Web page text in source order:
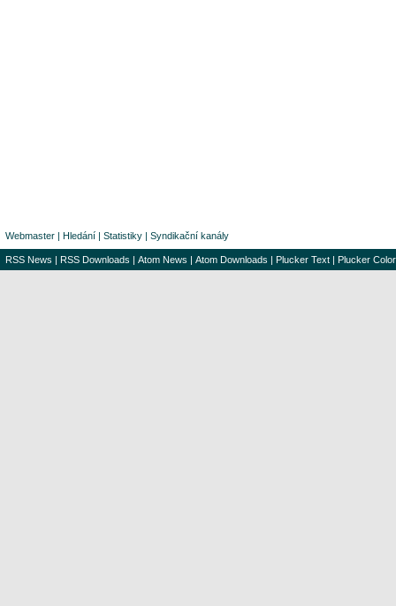
Webmaster | Hledání | Statistiky | Syndikační kanály
RSS News | RSS Downloads | Atom News | Atom Downloads | Plucker Text | Plucker Color